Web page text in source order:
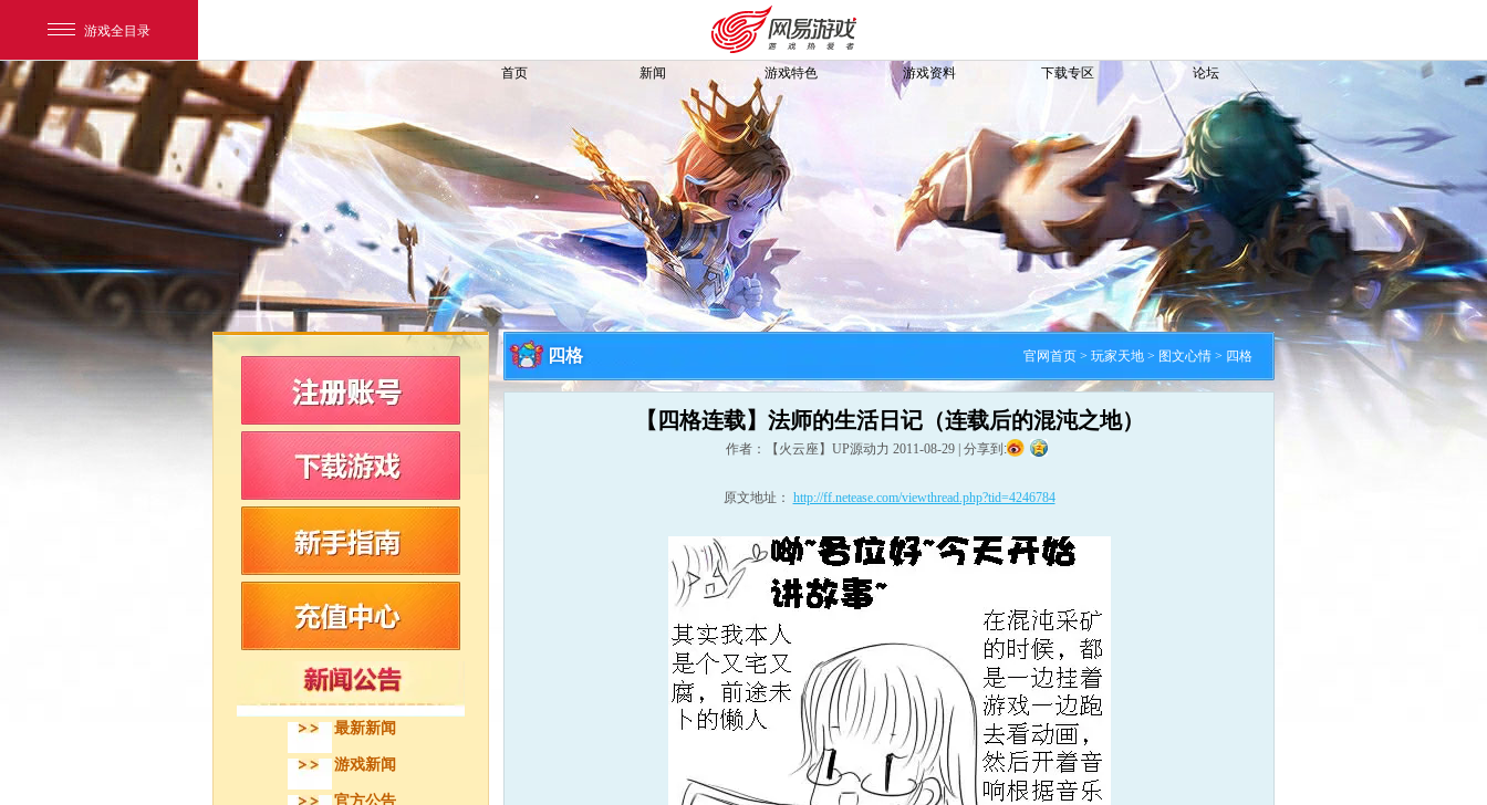
游戏全目录
网易游戏
游戏爱好者
我的足迹：
购卡充值 客服中心
首页 新闻 游戏特色 游戏资料 下载专区 论坛
最新新闻
游戏新闻
官方公告
四格 官网首页 > 玩家天地 > 图文心情 > 四格
【四格连载】法师的生活日记（连载后的混沌之地）
作者：【火云座】UP源动力 2011-08-29| 分享到:
原文地址： http://ff.netease.com/viewthread.php?tid=4246784